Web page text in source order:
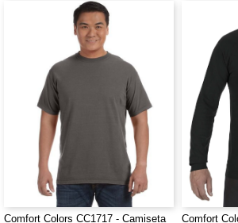
Comfort Colors CC1717 - Camiseta
Comfort